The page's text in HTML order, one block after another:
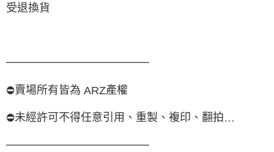
受退換貨
──────────────────
⛔賣場所有皆為 ARZ產權
⛔未經許可不得任意引用、重製、複印、翻拍…
──────────────────